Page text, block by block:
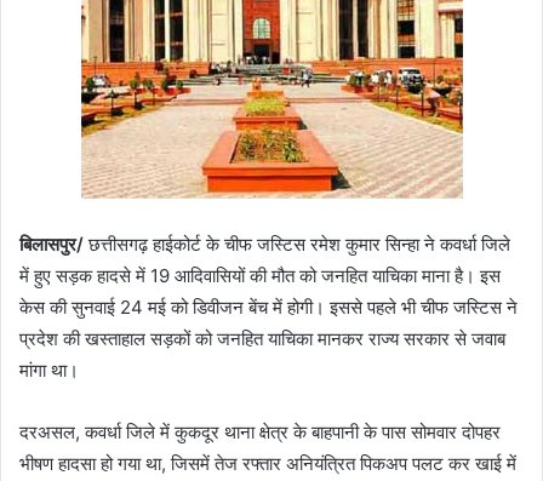
बिलासपुर/छत्तीसगढ़ हाईकोर्ट के चीफ जस्टिस रमेश कुमार सिन्हा ने कवर्धा जिले
में हुए सड़क हादसे में 19 आदिवासियों की मौत को जनहित याचिका माना है। इस
केस की सुनवाई 24 मई को डिवीजन बेंच में होगी। इससे पहले भी चीफ जस्टिस ने
प्रदेश की खस्ताहाल सड़कों को जनहित याचिका मानकर राज्य सरकार से जवाब
मांगा था।
दरअसल, कवर्धा जिले में कुकदूर थाना क्षेत्र के बाहपानी के पास सोमवार दोपहर
भीषण हादसा हो गया था, जिसमें तेज रफ्तार अनियंत्रित पिकअप पलट कर खाई में